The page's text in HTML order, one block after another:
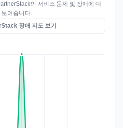
의 서비스 문제 및 장애에 대
여줍니다.
장애 지도 보기